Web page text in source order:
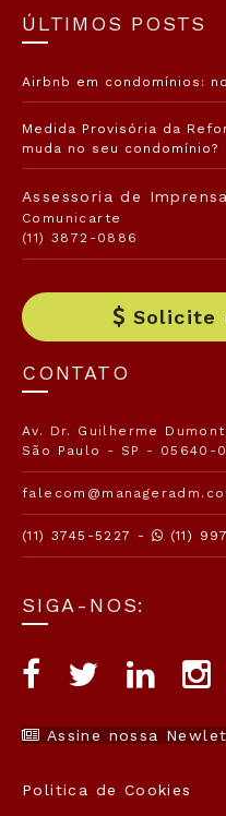
ÚLTIMOS POSTS
Airbnb em condomínios:
Medida Provisória da
muda no seu condomínio?
Assessoria de
Comunicarte
(11) 3872-0886
Solicite
CONTATO
Av. Dr. Guilherme
São Paulo - SP - 05640-
(11) 3745-5227 - (11)
SIGA-NOS:
Assine nossa
Politica de Cookies